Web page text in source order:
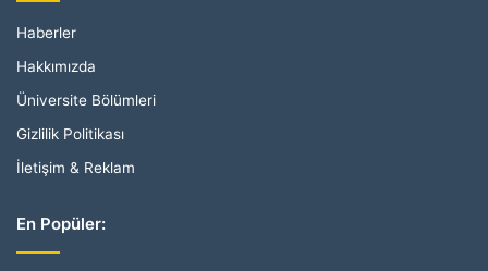
Haberler
Hakkımızda
Üniversite Bölümleri
Gizlilik Politikası
İletişim & Reklam
En Popüler: